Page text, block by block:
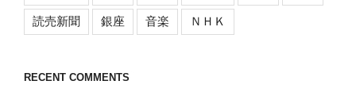
読売新聞 銀座 音楽 ＮＨＫ
RECENT COMMENTS